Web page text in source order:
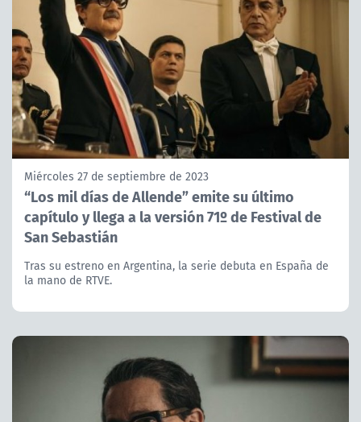
Miércoles 27 de septiembre de 2023
“Los mil días de Allende” emite su último
capítulo y llega a la versión 71º de Festival de
San Sebastián
Tras su estreno en Argentina, la serie debuta en España de
la mano de RTVE.